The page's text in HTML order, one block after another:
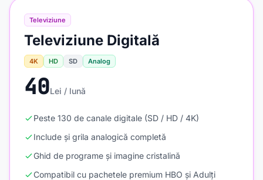
Televiziune
Televiziune Digitală
4K HD SD Analog
40Lei / lună
Peste 130 de canale digitale (SD / HD / 4K)
Include și grila analogică completă
Ghid de programe și imagine cristalină
Compatibil cu pachetele premium HBO și Adulți